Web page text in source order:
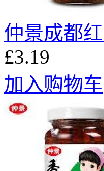
仲景成都
£3.19
加入购物车